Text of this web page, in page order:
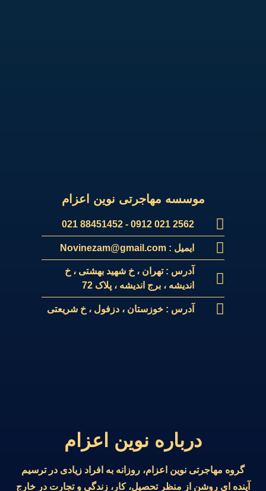
موسسه مهاجرتی نوین اعزام
2562 021 0912 - 88451452 021
ایمیل : Novinezam@gmail.com
آدرس : تهران ، خ شهید بهشتی ، خ
اندیشه ، برج اندیشه ، پلاک 72
آدرس : خوزستان ، دزفول ، خ شریعتی
درباره نوین اعزام
گروه مهاجرتی نوین اعزام، روزانه به افراد زیادی در ترسیم
آینده ای روشن از منظر تحصیل، کار، زندگی و تجارت در خارج